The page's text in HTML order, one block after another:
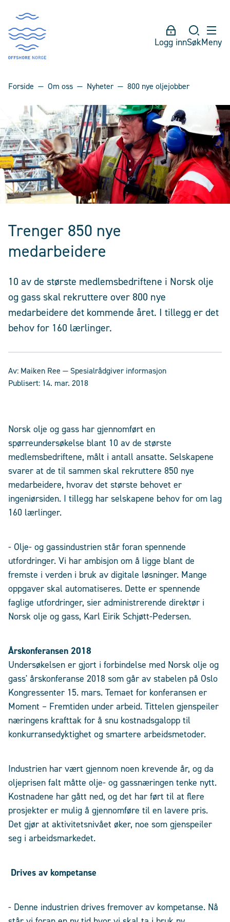
Logg innSøkMeny
Forside Om oss Nyheter 800 nye oljejobber
Trenger 850 nye
medarbeidere
10 av de største medlemsbedriftene i Norsk olje
og gass skal rekruttere over 800 nye
medarbeidere det kommende året. I tillegg er det
behov for 160 lærlinger.
Av: Maiken Ree — Spesialrådgiver informasjon
Publisert: 14. mar. 2018
Norsk olje og gass har gjennomført en
spørreundersøkelse blant 10 av de største
medlemsbedriftene, målt i antall ansatte. Selskapene
svarer at de til sammen skal rekruttere 850 nye
medarbeidere, hvorav det største behovet er
ingeniørsiden. I tillegg har selskapene behov for om lag
160 lærlinger.
- Olje- og gassindustrien står foran spennende
utfordringer. Vi har ambisjon om å ligge blant de
fremste i verden i bruk av digitale løsninger. Mange
oppgaver skal automatiseres. Dette er spennende
faglige utfordringer, sier administrerende direktør i
Norsk olje og gass, Karl Eirik Schjøtt-Pedersen.
Årskonferansen 2018
Undersøkelsen er gjort i forbindelse med Norsk olje og
gass' årskonferanse 2018 som går av stabelen på Oslo
Kongressenter 15. mars. Temaet for konferansen er
Moment – Fremtiden under arbeid. Tittelen gjenspeiler
næringens krafttak for å snu kostnadsgalopp til
konkurransedyktighet og smartere arbeidsmetoder.
Industrien har vært gjennom noen krevende år, og da
oljeprisen falt måtte olje- og gassnæringen tenke nytt.
Kostnadene har gått ned, og det har ført til at flere
prosjekter er mulig å gjennomføre til en lavere pris.
Det gjør at aktivitetsnivået øker, noe som gjenspeiler
seg i arbeidsmarkedet.
Drives av kompetanse
- Denne industrien drives fremover av kompetanse. Nå